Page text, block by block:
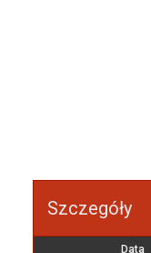
Szczegóły
Data